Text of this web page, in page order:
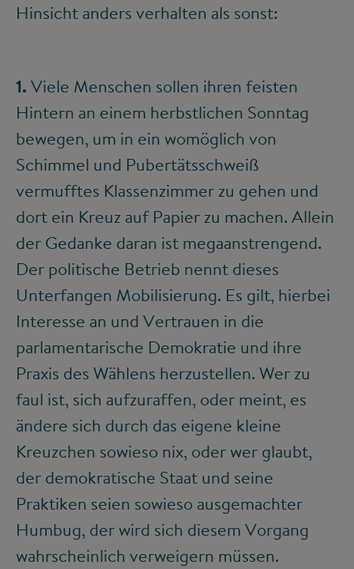
Hinsicht anders verhalten als sonst:
1. Viele Menschen sollen ihren feisten
Hintern an einem herbstlichen Sonntag
bewegen, um in ein womöglich von
Schimmel und Pubertätsschweiß
vermufftes Klassenzimmer zu gehen und
dort ein Kreuz auf Papier zu machen. Allein
der Gedanke daran ist megaanstrengend.
Der politische Betrieb nennt dieses
Unterfangen Mobilisierung. Es gilt, hierbei
Interesse an und Vertrauen in die
parlamentarische Demokratie und ihre
Praxis des Wählens herzustellen. Wer zu
faul ist, sich aufzuraffen, oder meint, es
ändere sich durch das eigene kleine
Kreuzchen sowieso nix, oder wer glaubt,
der demokratische Staat und seine
Praktiken seien sowieso ausgemachter
Humbug, der wird sich diesem Vorgang
wahrscheinlich verweigern müssen.